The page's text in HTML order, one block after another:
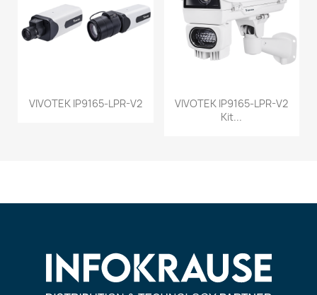
VIVOTEK IP9165-LPR-V2
VIVOTEK IP9165-LPR-V2
Kit...